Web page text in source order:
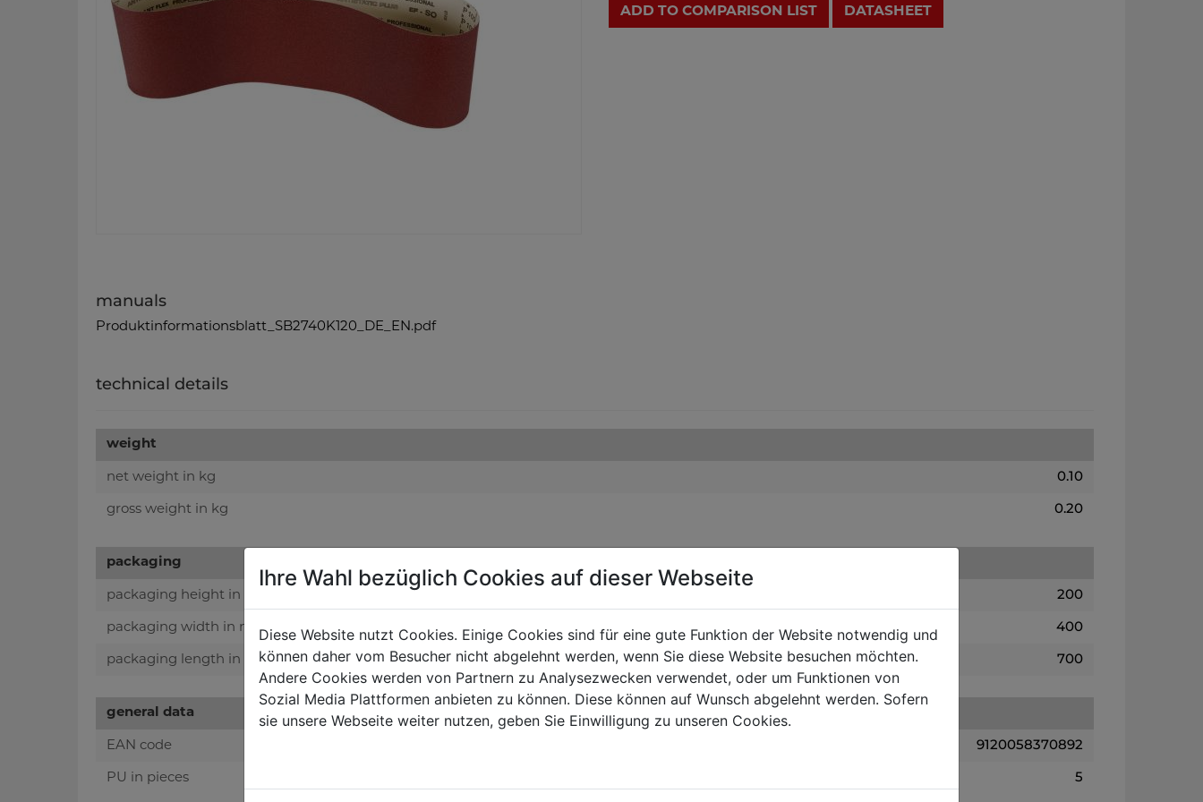
manuals
Produktinformationsblatt_SB2740K120_DE_EN.pdf
ADD TO COMPARISON LIST DATASHEET
technical details
weight
net weight in kg 0.10
gross weight in kg 0.20
packaging
packaging height in mm 200
packaging width in mm 400
packaging length in mm 700
general data
EAN code 9120058370892
PU in pieces 5
Ihre Wahl bezüglich Cookies auf dieser Webseite
Diese Website nutzt Cookies. Einige Cookies sind für eine gute Funktion der Website notwendig und
können daher vom Besucher nicht abgelehnt werden, wenn Sie diese Website besuchen möchten.
Andere Cookies werden von Partnern zu Analysezwecken verwendet, oder um Funktionen von
Sozial Media Plattformen anbieten zu können. Diese können auf Wunsch abgelehnt werden. Sofern
sie unsere Webseite weiter nutzen, geben Sie Einwilligung zu unseren Cookies.